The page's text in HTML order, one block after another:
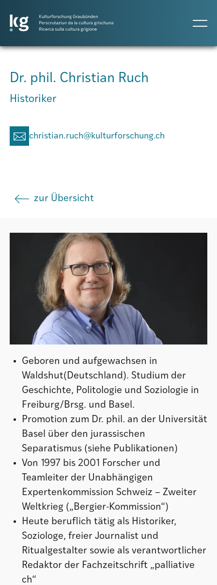
Projects
Publicaziuns
Agenda
Institut
Societad
Atlas GR
Dr. phil. Christian Ruch
Historiker
christian.ruch@kulturforschung.ch
zur Übersicht
Geboren und aufgewachsen in
Waldshut(Deutschland). Studium der
Geschichte, Politologie und Soziologie in
Freiburg/Brsg. und Basel.
Promotion zum Dr. phil. an der Universität
Basel über den jurassischen
Separatismus (siehe Publikationen)
Von 1997 bis 2001 Forscher und
Teamleiter der Unabhängigen
Expertenkommission Schweiz – Zweiter
Weltkrieg („Bergier-Kommission“)
Heute beruflich tätig als Historiker,
Soziologe, freier Journalist und
Ritualgestalter sowie als verantwortlicher
Redaktor der Fachzeitschrift „palliative
ch“